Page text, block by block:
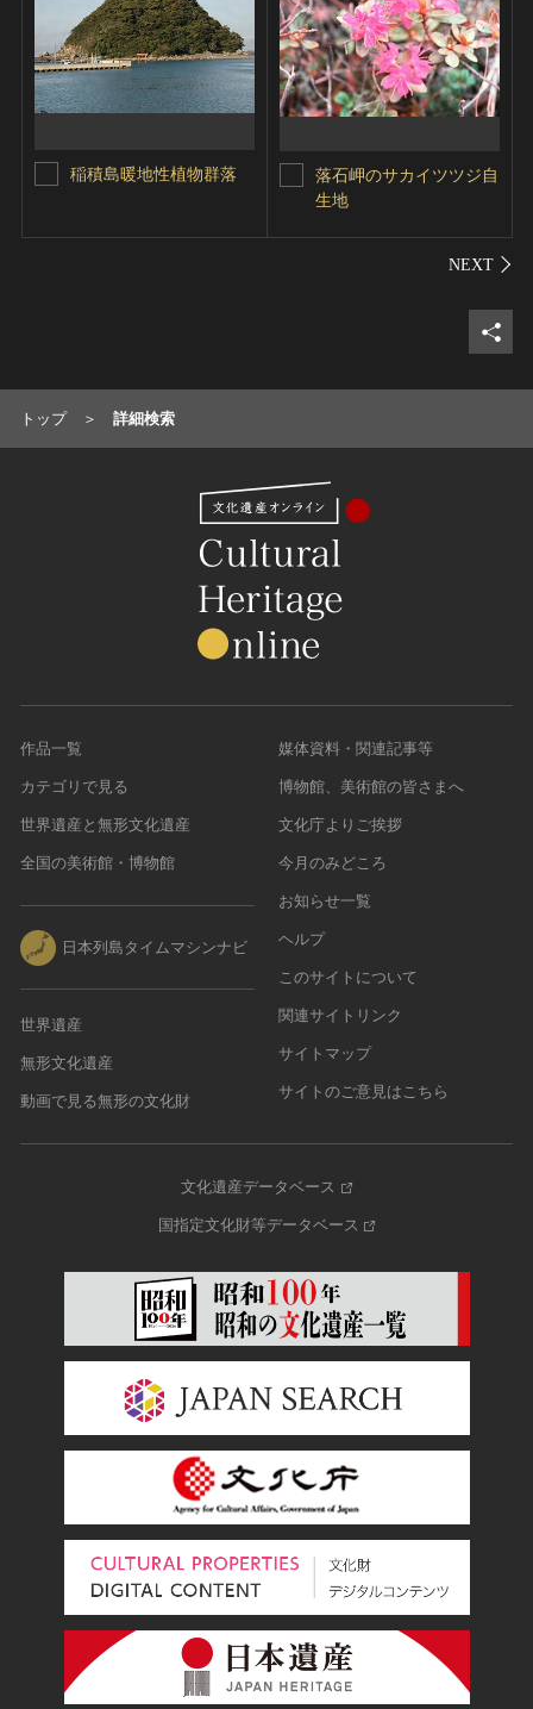
稲積島暖地性植物群落
落石岬のサカイツツジ自
生地
シェ
トップ 詳細検索
作品一覧
カテゴリで見る
世界遺産と無形文化遺産
全国の美術館・博物館
日本列島タイムマシンナビ
世界遺産
無形文化遺産
動画で見る無形の文化財
媒体資料・関連記事等
博物館、美術館の皆さまへ
文化庁よりご挨拶
今月のみどころ
お知らせ一覧
ヘルプ
このサイトについて
関連サイトリンク
サイトマップ
サイトのご意見はこちら
文化遺産データベース
国指定文化財等データベース